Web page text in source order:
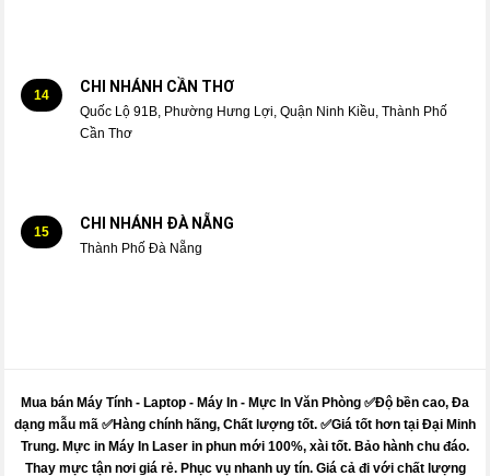
14 CHI NHÁNH CẦN THƠ
Quốc Lộ 91B, Phường Hưng Lợi, Quận Ninh Kiều, Thành Phố
Cần Thơ
15 CHI NHÁNH ĐÀ NẴNG
Thành Phố Đà Nẵng
Mua bán Máy Tính - Laptop - Máy In - Mực In Văn Phòng ✅Độ bền cao, Đa
dạng mẫu mã ✅Hàng chính hãng, Chất lượng tốt. ✅Giá tốt hơn tại Đại Minh
Trung. Mực in Máy In Laser in phun mới 100%, xài tốt. Bảo hành chu đáo.
Thay mựctận nơi giá rẻ. Phục vụ nhanh uy tín. Giá cả đi với chất lượng